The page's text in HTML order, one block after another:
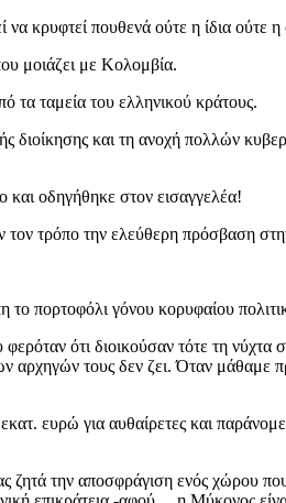
κρυφτεί πουθενά ούτε η ίδια ούτε η
μοιάζει με Κολομβία.
τα ταμεία του ελληνικού κράτους.
διοίκησης και τη ανοχή πολλών
και οδηγήθηκε στον εισαγγελέα!
τον τρόπο την ελεύθερη πρόσβαση
το πορτοφόλι γόνου κορυφαίου
φερόταν ότι διοικούσαν τότε τη
αρχηγών τους δεν ζει. Όταν μάθαμε
ευρώ για αυθαίρετες και
ζητά την αποσφράγιση ενός χώρου